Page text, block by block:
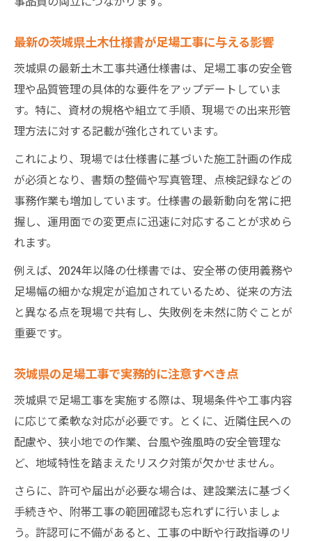
最新の茨城県土木仕様書が足場工事に与える影響
茨城県の最新土木工事共通仕様書は、足場工事の安全管
理や品質管理の具体的な要件をアップデートしていま
す。特に、資材の規格や組立て手順、現場での出来形管
理方法に対する記載が強化されています。
これにより、現場では仕様書に基づいた施工計画の作成
が必須となり、書類の整備や写真管理、点検記録などの
事務作業も増加しています。仕様書の最新動向を常に把
握し、運用面での変更点に迅速に対応することが求めら
れます。
例えば、2024年以降の仕様書では、安全帯の使用義務や
足場幅の細かな規定が追加されているため、従来の方法
と異なる点を現場で共有し、失敗例を未然に防ぐことが
重要です。
茨城県の足場工事で実務的に注意すべき点
茨城県で足場工事を実施する際は、現場条件や工事内容
に応じて柔軟な対応が必要です。とくに、近隣住民への
配慮や、狭小地での作業、台風や強風時の安全管理な
ど、地域特性を踏まえたリスク対策が欠かせません。
さらに、許可や届出が必要な場合は、建設業法に基づく
手続きや、附帯工事の範囲確認も忘れずに行いましょ
う。許認可に不備があると、工事の中断や行政指導のリ